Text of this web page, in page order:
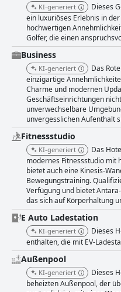
KI-generiert
Dieses
ein luxuriöses Erlebnis in
hochwertigen
Golfer, die einen
Business
KI-generiert
Das
einzigartige
Charme und modernen
Geschäftseinrichtungen
unverwechselbare
unvergesslichen Aufenthalt
Fitnessstudio
KI-generiert
Das
modernes Fitnessstudio mit
bietet auch eine Kinesis-
Bewegungstraining.
Verfügung und bietet
das sich auf Körperhaltung
E Auto Ladestation
KI-generiert
Dieses
enthalten, die mit EV-
Außenpool
KI-generiert
Dieses
beheizten Außenpool, der